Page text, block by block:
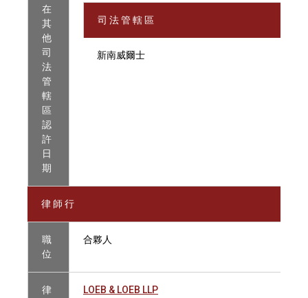
在
其
他
司
法
管
轄
區
認
許
日
期
司 法 管 轄 區
新南威爾士
律 師 行
職
位
合夥人
律
LOEB & LOEB LLP